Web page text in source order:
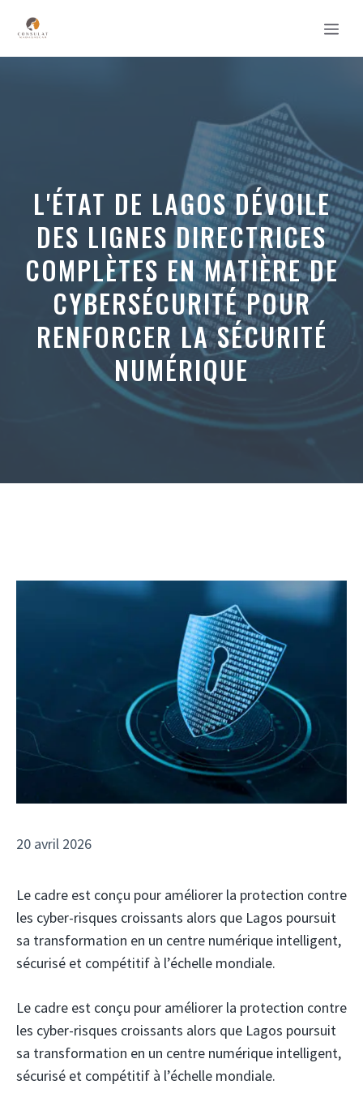
contenu
L'ÉTAT DE LAGOS DÉVOILE
DES LIGNES DIRECTRICES
COMPLÈTES EN MATIÈRE DE
CYBERSÉCURITÉ POUR
RENFORCER LA SÉCURITÉ
NUMÉRIQUE
20 avril 2026
Le cadre est conçu pour améliorer la protection contre
les cyber-risques croissants alors que Lagos poursuit
sa transformation en un centre numérique intelligent,
sécurisé et compétitif à l’échelle mondiale.
Le cadre est conçu pour améliorer la protection contre
les cyber-risques croissants alors que Lagos poursuit
sa transformation en un centre numérique intelligent,
sécurisé et compétitif à l’échelle mondiale.